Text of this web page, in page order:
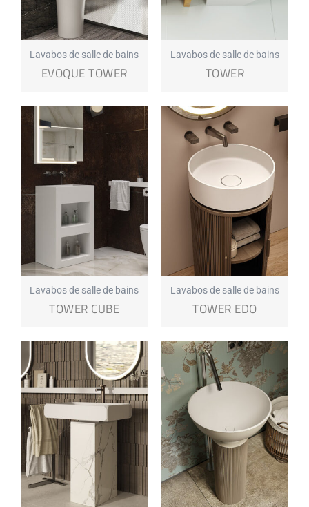
Lavabos de salle de bains
EVOQUE TOWER
Lavabos de salle de bains
TOWER
Lavabos de salle de bains
TOWER CUBE
Lavabos de salle de bains
TOWER EDO